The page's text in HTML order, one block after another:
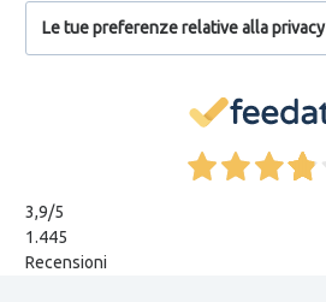
Le tue preferenze relative alla privacy
3,9/5
1.445
Recensioni